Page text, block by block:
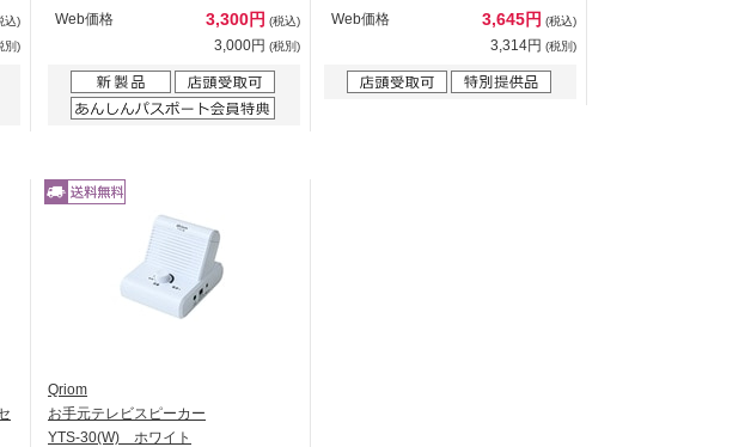
込)
別)
Web価格 3,300円 (税込)
3,000円 (税別)
Web価格
3,645円 (税込)
3,314円 (税別)
Qriom
お手元テレビスピーカー
YTS-30(W) ホワイト